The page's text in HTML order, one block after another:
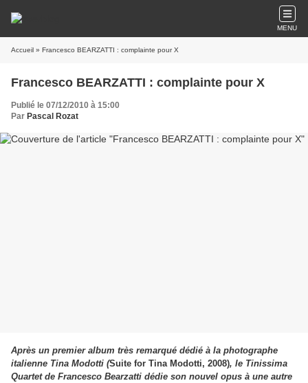
MENU
Accueil » Francesco BEARZATTI : complainte pour X
Francesco BEARZATTI : complainte pour X
Publié le 07/12/2010 à 15:00
Par Pascal Rozat
Après un premier album très remarqué dédié à la photographe
italienne Tina Modotti (Suite for Tina Modotti, 2008), le Tinissima
Quartet de Francesco Bearzatti dédie son nouvel opus à une autre